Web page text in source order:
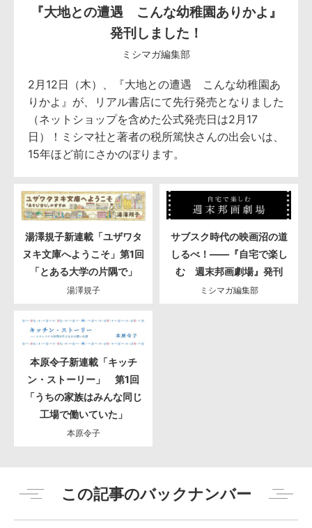
『大地との遭遇 こんな幼稚園ありかよ』
発刊しました！
ミシマガ編集部
2月12日（木）、『大地との遭遇 こんな幼稚園あ
りかよ』が、リアル書店にて先行発売となりました
（ネットショップを含めた公式発売日は2月17
日）！ミシマ社と著者の税所篤快さんの出会いは、
15年ほど前にさかのぼります。
湯澤規子新連載「ユザワタ
ヌキ文庫へようこそ」第1回
「とある大学の片隅で」
湯澤規子
サブスク時代の映画沼の道
しるべ！――『自宅で楽し
む 週末邦画劇場』発刊
ミシマガ編集部
本原令子新連載「キッチ
ン・ストーリー」 第1回
「うちの家族はみんな同じ
工場で働いていた」
本原令子
この記事のバックナンバー